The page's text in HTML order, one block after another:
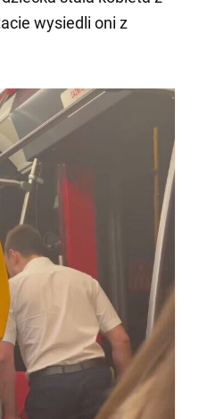
wysiedli oni z